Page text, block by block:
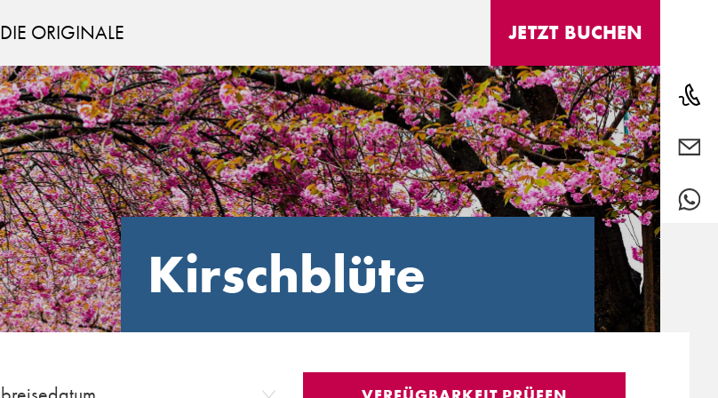
DIE ORIGINALE JETZT BUCHEN
Über
Kirschblüte